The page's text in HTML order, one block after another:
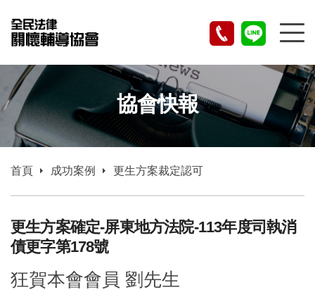
協會快報
首頁 成功案例 更生方案裁定認可
更生方案確定-屏東地方法院-113年度司執消
債更字第178號
狂賀本會會員 劉先生